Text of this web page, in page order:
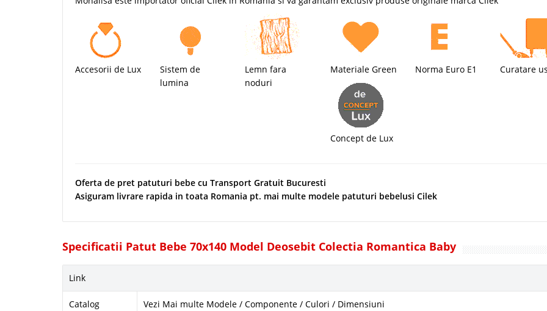
Accesorii de Lux
Sistem de
lumina
Lemn fara
noduri
Materiale Green Norma Euro E1 Curatare
Concept de Lux
Oferta de pret patuturi bebe cu Transport Gratuit Bucuresti
Asiguram livrare rapida in toata Romania pt. mai multe modele patuturi bebelusi Cilek
Specificatii Patut Bebe 70x140 Model Deosebit Colectia Romantica Baby
Link
Catalog Vezi Mai multe Modele / Componente / Culori / Dimensiuni